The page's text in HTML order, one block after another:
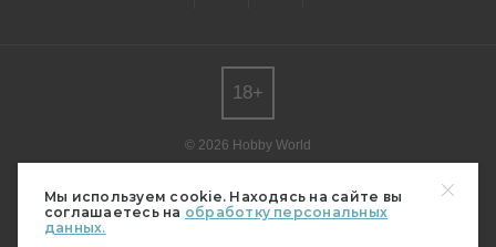
Мы используем cookie. Находясь на сайте вы
соглашаетесь на обработку персональных
данных.
© 2026 Hobby World
редакции.
Мнение авторов может не совпадать с мнением редакции.
Свидетельство о регистрации СМИ серия Эл № ФС77-82485
18+